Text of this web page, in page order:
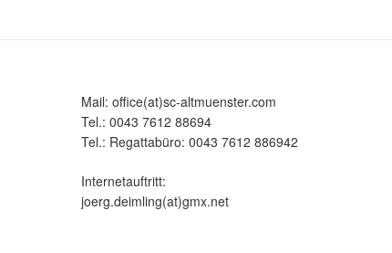
Mail: office(at)sc-altmuenster.com
Tel.: 0043 7612 88694
Tel.: Regattabüro: 0043 7612 886942
Internetauftritt:
joerg.deimling(at)gmx.net